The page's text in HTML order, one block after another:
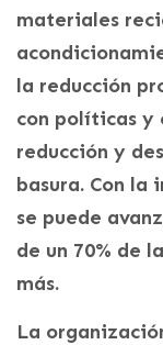
materiales
la reducción
con políticas y
reducción y
basura. Con la
se puede
de un 70% de
más.
La